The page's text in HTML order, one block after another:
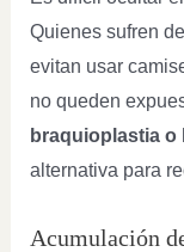
Quienes sufren
evitan usar
no queden
braquioplastia o
alternativa para
Acumulación